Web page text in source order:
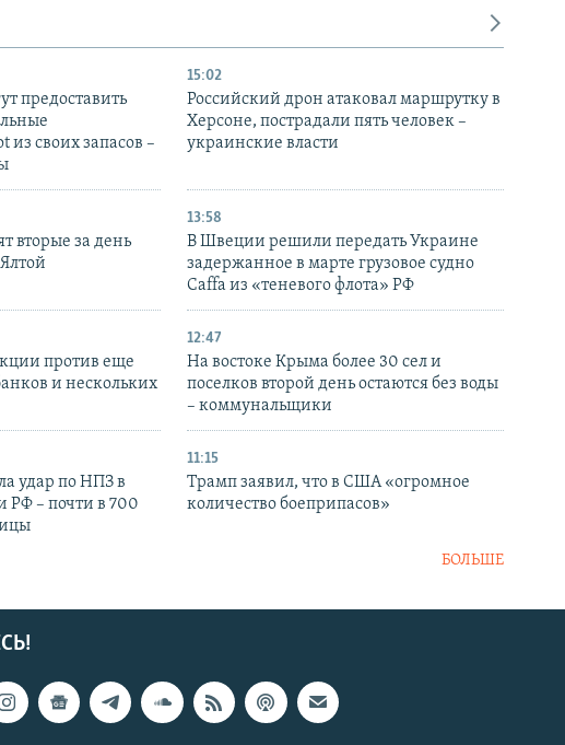
предоставить
из своих запасов –
15:02
Российский дрон атаковал маршрутку в
Херсоне, пострадали пять человек –
украинские власти
вторые за день
13:58
В Швеции решили передать Украине
задержанное в марте грузовое судно
Caffa из «теневого флота» РФ
против еще
и нескольких
12:47
На востоке Крыма более 30 сел и
поселков второй день остаются без воды
– коммунальщики
удар по НПЗ в
РФ – почти в 700
11:15
Трамп заявил, что в США «огромное
количество боеприпасов»
БОЛЬШЕ